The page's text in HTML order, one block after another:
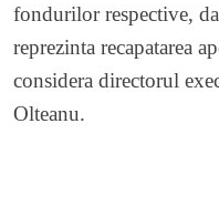
fondurilor respective,
reprezinta recapatarea
considera directorul
Olteanu.